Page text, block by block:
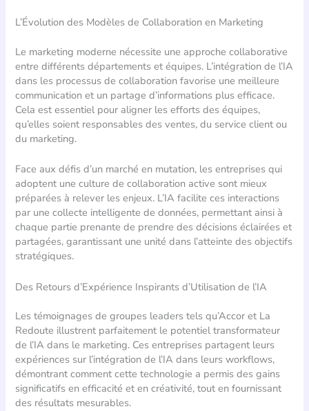
L’Évolution des Modèles de Collaboration en Marketing
Le marketing moderne nécessite une approche collaborative
entre différents départements et équipes. L’intégration de l’IA
dans les processus de collaboration favorise une meilleure
communication et un partage d’informations plus efficace.
Cela est essentiel pour aligner les efforts des équipes,
qu’elles soient responsables des ventes, du service client ou
du marketing.
Face aux défis d’un marché en mutation, les entreprises qui
adoptent une culture de collaboration active sont mieux
préparées à relever les enjeux. L’IA facilite ces interactions
par une collecte intelligente de données, permettant ainsi à
chaque partie prenante de prendre des décisions éclairées et
partagées, garantissant une unité dans l’atteinte des objectifs
stratégiques.
Des Retours d’Expérience Inspirants d’Utilisation de l’IA
Les témoignages de groupes leaders tels qu’Accor et La
Redoute illustrent parfaitement le potentiel transformateur
de l’IA dans le marketing. Ces entreprises partagent leurs
expériences sur l’intégration de l’IA dans leurs workflows,
démontrant comment cette technologie a permis des gains
significatifs en efficacité et en créativité, tout en fournissant
des résultats mesurables.